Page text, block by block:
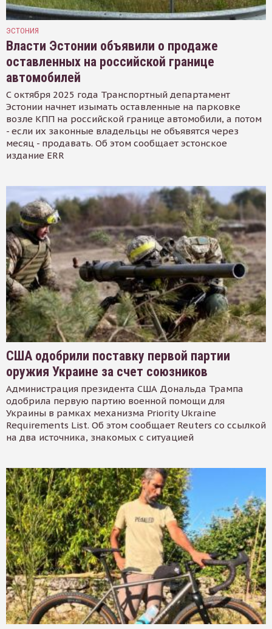
ЭСТОНИЯ
Власти Эстонии объявили о продаже
оставленных на российской границе
автомобилей
С октября 2025 года Транспортный департамент
Эстонии начнет изымать оставленные на парковке
возле КПП на российской границе автомобили, а потом
- если их законные владельцы не объявятся через
месяц - продавать. Об этом сообщает эстонское
издание ERR
США одобрили поставку первой партии
оружия Украине за счет союзников
Администрация президента США Дональда Трампа
одобрила первую партию военной помощи для
Украины в рамках механизма Priority Ukraine
Requirements List. Об этом сообщает Reuters со ссылкой
на два источника, знакомых с ситуацией